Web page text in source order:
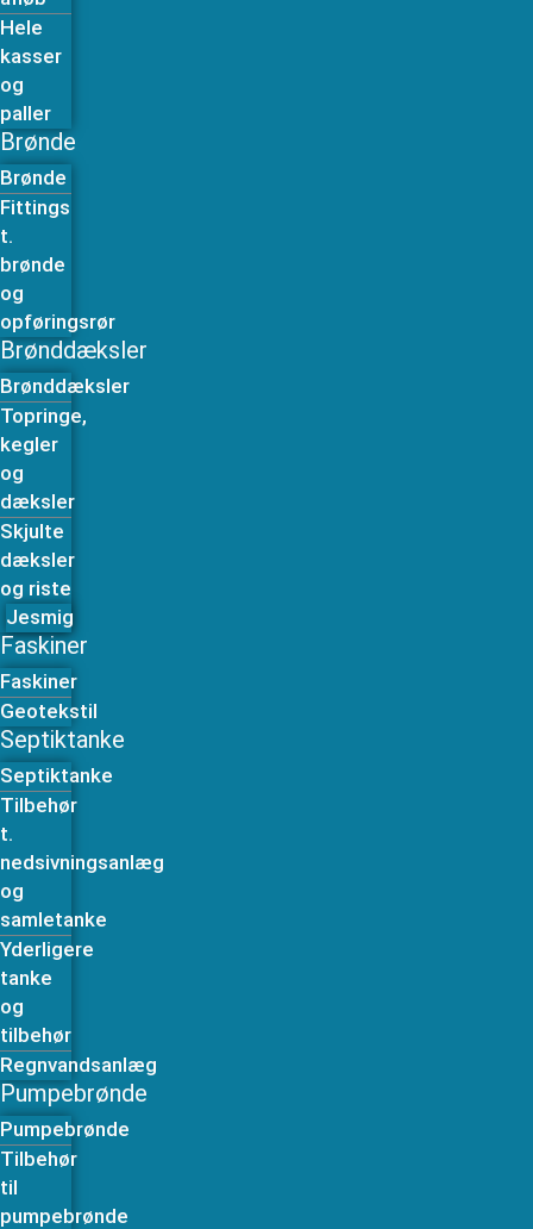
Hele
kasser
og
paller
Brønde
Brønde
Fittings
t.
brønde
og
opføringsrør
Brønddæksler
Brønddæksler
Topringe,
kegler
og
dæksler
Skjulte
dæksler
og riste
Jesmig
Faskiner
Faskiner
Geotekstil
Septiktanke
Septiktanke
Tilbehør
t.
nedsivningsanlæg
og
samletanke
Yderligere
tanke
og
tilbehør
Regnvandsanlæg
Pumpebrønde
Pumpebrønde
Tilbehør
til
pumpebrønde